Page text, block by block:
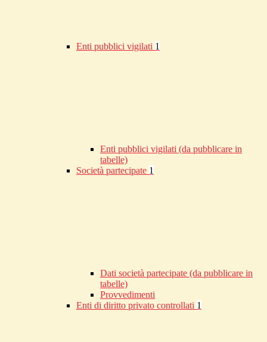
Enti pubblici vigilati 1
Enti pubblici vigilati (da pubblicare in
tabelle)
Società partecipate 1
Dati società partecipate (da pubblicare in
tabelle)
Provvedimenti
Enti di diritto privato controllati 1